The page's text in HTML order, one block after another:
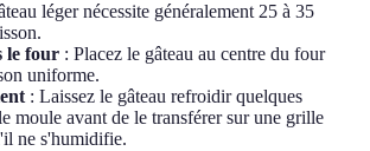
léger nécessite généralement 25 à 35
le four : Placez le gâteau au centre du four
uniforme.
: Laissez le gâteau refroidir quelques
moule avant de le transférer sur une grille
ne s'humidifie.